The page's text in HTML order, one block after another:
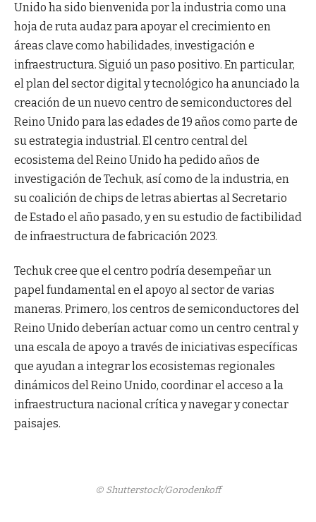
Unido ha sido bienvenida por la industria como una
hoja de ruta audaz para apoyar el crecimiento en
áreas clave como habilidades, investigación e
infraestructura. Siguió un paso positivo. En particular,
el plan del sector digital y tecnológico ha anunciado la
creación de un nuevo centro de semiconductores del
Reino Unido para las edades de 19 años como parte de
su estrategia industrial. El centro central del
ecosistema del Reino Unido ha pedido años de
investigación de Techuk, así como de la industria, en
su coalición de chips de letras abiertas al Secretario
de Estado el año pasado, y en su estudio de factibilidad
de infraestructura de fabricación 2023.
Techuk cree que el centro podría desempeñar un
papel fundamental en el apoyo al sector de varias
maneras. Primero, los centros de semiconductores del
Reino Unido deberían actuar como un centro central y
una escala de apoyo a través de iniciativas específicas
que ayudan a integrar los ecosistemas regionales
dinámicos del Reino Unido, coordinar el acceso a la
infraestructura nacional crítica y navegar y conectar
paisajes.
© Shutterstock/Gorodenkoff